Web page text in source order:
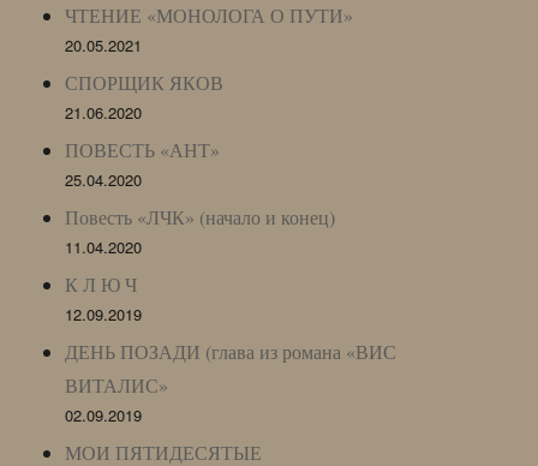
ЧТЕНИЕ «МОНОЛОГА О ПУТИ»
20.05.2021
СПОРЩИК ЯКОВ
21.06.2020
ПОВЕСТЬ «АНТ»
25.04.2020
Повесть «ЛЧК» (начало и конец)
11.04.2020
К Л Ю Ч
12.09.2019
ДЕНЬ ПОЗАДИ (глава из романа «ВИС
ВИТАЛИС»
02.09.2019
МОИ ПЯТИДЕСЯТЫЕ